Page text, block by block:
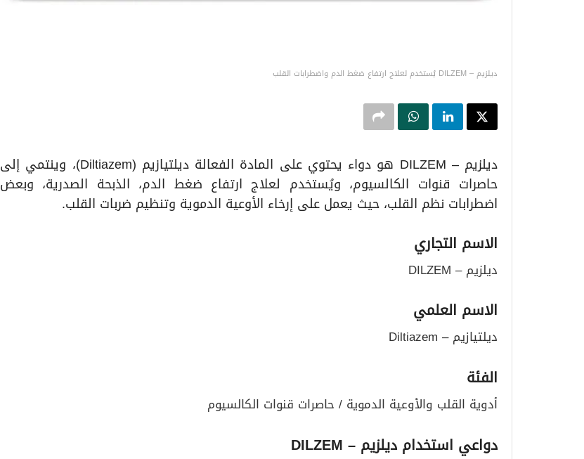
ديلزيم – DILZEM يُستخدم لعلاج ارتفاع ضغط الدم واضطرابات القلب
ديلزيم – DILZEM هو دواء يحتوي على المادة الفعالة ديلتيازيم (Diltiazem)، وينتمي إلى
حاصرات قنوات الكالسيوم، ويُستخدم لعلاج ارتفاع ضغط الدم، الذبحة الصدرية، وبعض
اضطرابات نظم القلب، حيث يعمل على إرخاء الأوعية الدموية وتنظيم ضربات القلب.
الاسم التجاري
ديلزيم – DILZEM
الاسم العلمي
ديلتيازيم – Diltiazem
الفئة
أدوية القلب والأوعية الدموية / حاصرات قنوات الكالسيوم
دواعي استخدام ديلزيم – DILZEM